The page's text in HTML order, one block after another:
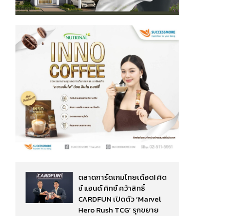
ตลาดการ์ดเกมไทยเดือด! คิด
ซ์ แอนด์ คิทซ์ คว้าสิทธิ์
CARDFUN เปิดตัว ‘Marvel
Hero Rush TCG’ รุกขยาย